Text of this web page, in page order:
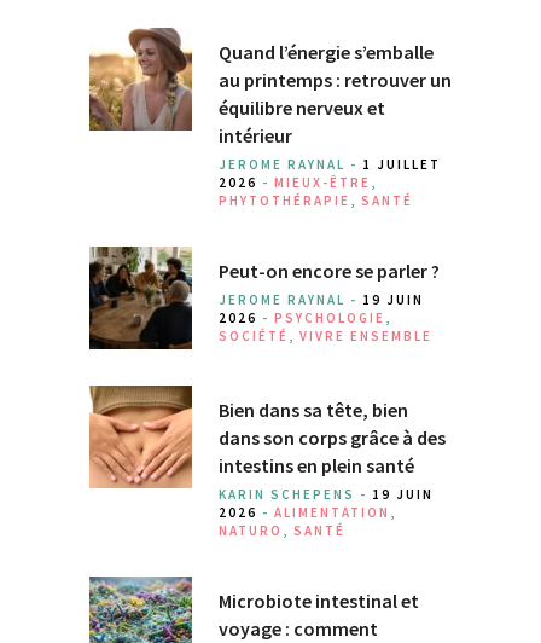
Quand l’énergie s’emballe
au printemps : retrouver un
équilibre nerveux et
intérieur
JEROME RAYNAL - 1 JUILLET
2026 - MIEUX-ÊTRE ,
PHYTOTHÉRAPIE , SANTÉ
Peut-on encore se parler ?
JEROME RAYNAL - 19 JUIN
2026 - PSYCHOLOGIE ,
SOCIÉTÉ , VIVRE ENSEMBLE
Bien dans sa tête, bien
dans son corps grâce à des
intestins en plein santé
KARIN SCHEPENS - 19 JUIN
2026 - ALIMENTATION ,
NATURO , SANTÉ
Microbiote intestinal et
voyage : comment